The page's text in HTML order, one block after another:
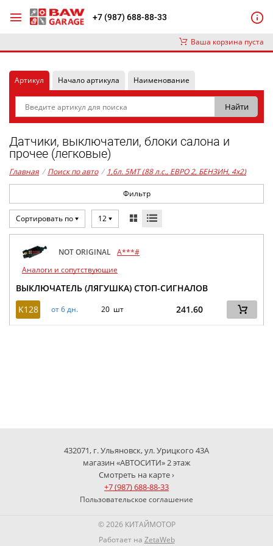
+7 (987) 688-88-33
Ваша корзина пуста
Артикул Начало артикула Наименование
Датчики, выключатели, блоки салона и
прочее (легковые)
Главная / Поиск по авто / 1,6л. 5MT (88 л.с., ЕВРО 2, БЕНЗИН, 4x2)
Фильтр
Сортировать по 12
NOT ORIGINAL A***#
Аналоги и сопутствующие
ВЫКЛЮЧАТЕЛЬ (ЛЯГУШКА) СТОП-СИГНАЛОВ
K128
от 6 дн. 20 шт 241.60
432071, г. Ульяновск, ул. Урицкого 43А
магазин «АВТОСИТИ» 2 этаж
Смотреть на карте ›
+7 (987) 688-88-33
Пользовательское соглашение
© 2026 КИТАЙМОТОР
Работает на ZetaWeb